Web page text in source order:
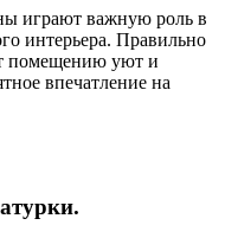
играют важную роль в
интерьера. Правильно
помещению уют и
впечатление на